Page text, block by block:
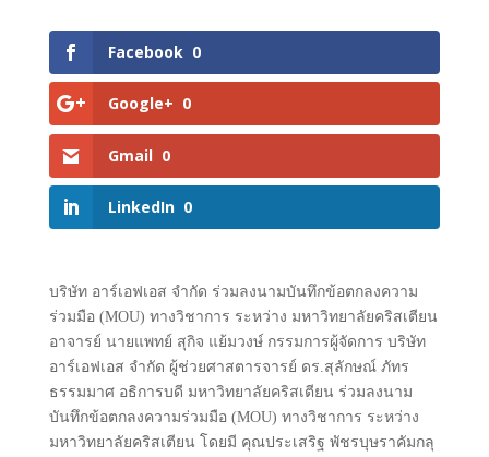
Facebook 0
Google+ 0
Gmail 0
LinkedIn 0
บริษัท อาร์เอฟเอส จำกัด ร่วมลงนามบันทึกข้อตกลงความ
ร่วมมือ (MOU) ทางวิชาการ ระหว่าง มหาวิทยาลัยคริสเตียน
อาจารย์ นายแพทย์ สุกิจ แย้มวงษ์ กรรมการผู้จัดการ บริษัท
อาร์เอฟเอส จำกัด ผู้ช่วยศาสตารจารย์ ดร.สุลักษณ์ ภัทร
ธรรมมาศ อธิการบดี มหาวิทยาลัยคริสเตียน ร่วมลงนาม
บันทึกข้อตกลงความร่วมมือ (MOU) ทางวิชาการ ระหว่าง
มหาวิทยาลัยคริสเตียน โดยมี คุณประเสริฐ พัชรบุษราคัมกลุ